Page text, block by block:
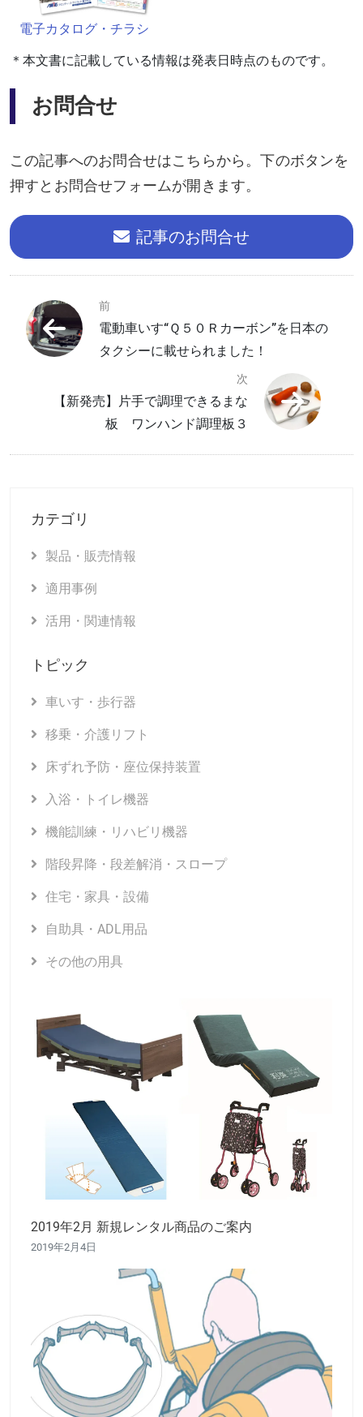
電子カタログ・チラシ
＊本⽂書に記載している情報は発表⽇時点のものです。
お問合せ
この記事へのお問合せはこちらから。下のボタンを
押すとお問合せフォームが開きます。
記事のお問合せ
前
電動車いす“Ｑ５０Ｒカーボン”を日本の
タクシーに載せられました！
次
【新発売】片手で調理できるまな
板 ワンハンド調理板３
カテゴリ
製品・販売情報
適用事例
活用・関連情報
トピック
車いす・歩行器
移乗・介護リフト
床ずれ予防・座位保持装置
入浴・トイレ機器
機能訓練・リハビリ機器
階段昇降・段差解消・スロープ
住宅・家具・設備
自助具・ADL用品
その他の用具
2019年2月 新規レンタル商品のご案内
2019年2月4日